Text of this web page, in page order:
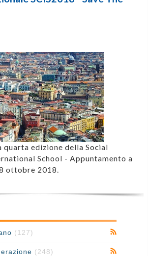
quarta edizione della Social
School - Appuntamento a
ottobre 2018.
(127)
(248)